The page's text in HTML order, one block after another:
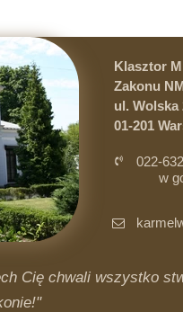
022-
w
Klasztor
Zakonu
ul. Wolska
01-201
Cię chwali wszystko